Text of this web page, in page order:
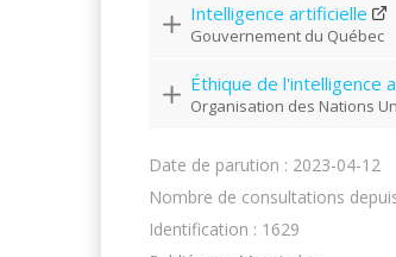
Intelligence artificielle
Gouvernement du Québec
Éthique de l'intelligence
Organisation des Nations
Date de parution : 2023-04-12
Nombre de consultations
Identification : 1629